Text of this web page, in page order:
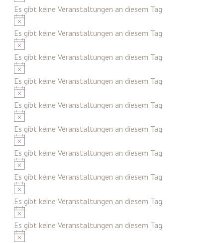
Es gibt keine Veranstaltungen an diesem Tag.
Hinweis
Es gibt keine Veranstaltungen an diesem Tag.
Hinweis
Es gibt keine Veranstaltungen an diesem Tag.
Hinweis
Es gibt keine Veranstaltungen an diesem Tag.
Hinweis
Es gibt keine Veranstaltungen an diesem Tag.
Hinweis
Es gibt keine Veranstaltungen an diesem Tag.
Hinweis
Es gibt keine Veranstaltungen an diesem Tag.
Hinweis
Es gibt keine Veranstaltungen an diesem Tag.
Hinweis
Es gibt keine Veranstaltungen an diesem Tag.
Hinweis
Es gibt keine Veranstaltungen an diesem Tag.
Hinweis